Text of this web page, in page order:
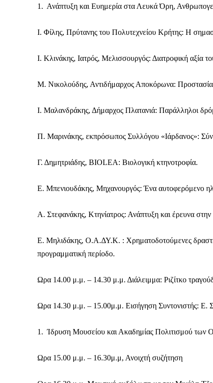
1. Ανάπτυξη και Ευημερία στα Λευκά Όρη,
Ι. Φίλης, Πρύτανης του Πολυτεχνείου Κρήτης: Η
Ι. Κλινάκης, Ιατρός, Μελισσουργός: Διατροφική αξία
Μ. Νικολούδης, Αντιδήμαρχος Αποκόρωνα:
Ι. Μαλανδράκης, Δήμαρχος Πλατανιά: Παράλληλοι
Π. Μαρινάκης, εκπρόσωπος Συλλόγου «Ιάρδανος»:
Γ. Δημητριάδης, BIOLEA: Βιολογική κτηνοτροφία.
Ε. Μπενιουδάκης, Μηχανουργός: Ένα αυτοφερόμενο
Α. Στεφανάκης, Κτηνίατρος: Ανάπτυξη και έρευνα
Ε. Μηλιδάκης, Ο.Α.ΔΥ.Κ. : Χρηματοδοτούμενες
προγραμματική περίοδο.
Ωρα 14.00 μ.μ. – 14.30 μ.μ. Διάλειμμα: Ριζίτκο
Ωρα 14.30 μ.μ. – 15.00μ.μ. Εισήγηση Συντονιστής: Ε.
1. Ίδρυση Μουσείου και Ακαδημίας Πολιτισμού
Ωρα 15.00 μ.μ. – 16.30μ.μ, Ανοιχτή συζήτηση